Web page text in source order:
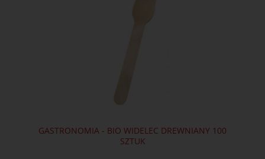
GASTRONOMIA - BIO WIDELEC DREWNIANY 100
SZTUK